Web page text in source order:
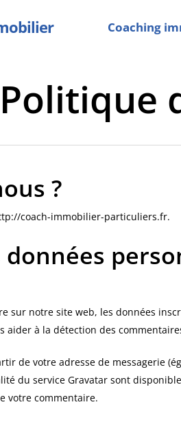
Coaching
Politique
?
coach-immobilier-particuliers.fr.
sur notre site web, les données
aider à la détection des
de votre adresse de messagerie
du service Gravatar sont
votre commentaire.